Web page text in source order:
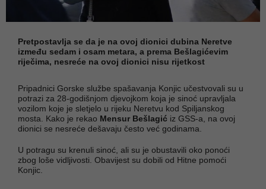
Pretpostavlja se da je na ovoj dionici dubina Neretve
između sedam i osam metara, a prema Bešlagićevim
riječima, nesreće na ovoj dionici nisu rijetkost
Pripadnici Gorske službe spašavanja Konjic učestvovali su u
potrazi za 28-godišnjom djevojkom koja je sinoć upravljala
vozilom koje je sletjelo u rijeku Neretvu kod Spiljanskog
mosta. Kako je rekao Mensur Bešlagić iz GSS-a, na ovoj
dionici se nesreće dešavaju često već godinama.
U potragu su krenuli sinoć, ali su je obustavili oko ponoći
zbog loše vidljivosti. Obavijest su dobili od Hitne pomoći
Konjic.